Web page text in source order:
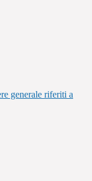
generale riferiti a